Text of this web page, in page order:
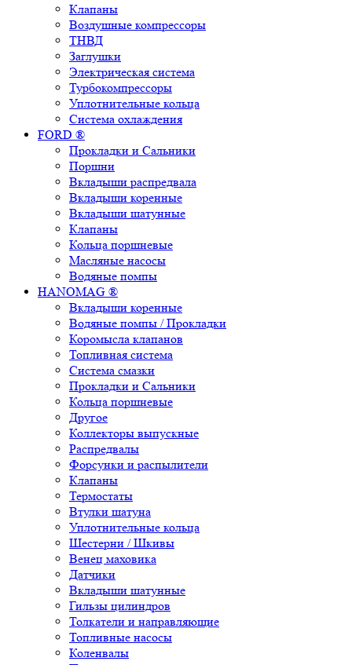
Клапаны
Воздушные компрессоры
ТНВД
Заглушки
Электрическая система
Турбокомпрессоры
Уплотнительные кольца
Система охлаждения
FORD ®
Прокладки и Сальники
Поршни
Вкладыши распредвала
Вкладыши коренные
Вкладыши шатунные
Клапаны
Кольца поршневые
Масляные насосы
Водяные помпы
HANOMAG ®
Вкладыши коренные
Водяные помпы / Прокладки
Коромысла клапанов
Топливная система
Система смазки
Прокладки и Сальники
Кольца поршневые
Другое
Коллекторы выпускные
Распредвалы
Форсунки и распылители
Клапаны
Термостаты
Втулки шатуна
Уплотнительные кольца
Шестерни / Шкивы
Венец маховика
Датчики
Вкладыши шатунные
Гильзы цилиндров
Толкатели и направляющие
Топливные насосы
Коленвалы